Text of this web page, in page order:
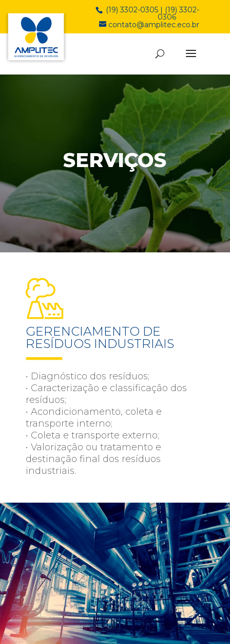
(19) 3302-0305 | (19) 3302-
0306
contato@amplitec.eco.br
SERVIÇOS
GERENCIAMENTO DE
RESÍDUOS INDUSTRIAIS
• Diagnóstico dos resíduos;
• Caracterização e classificação dos
resíduos;
• Acondicionamento, coleta e
transporte interno;
• Coleta e transporte externo;
• Valorização ou tratamento e
destinação final dos resíduos
industriais.